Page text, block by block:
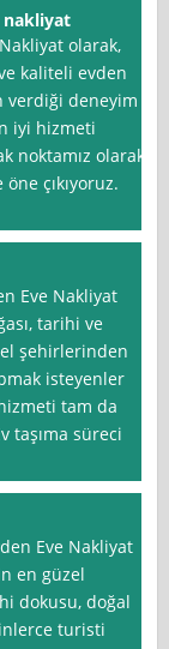
nakliyat
olarak,
kaliteli evden
verdiği deneyim
iyi hizmeti
noktamız olarak
çıkıyoruz.
Eve Nakliyat
tarihi ve
şehirlerinden
isteyenler
tam da
taşıma süreci
Eve Nakliyat
en güzel
dokusu, doğal
turisti